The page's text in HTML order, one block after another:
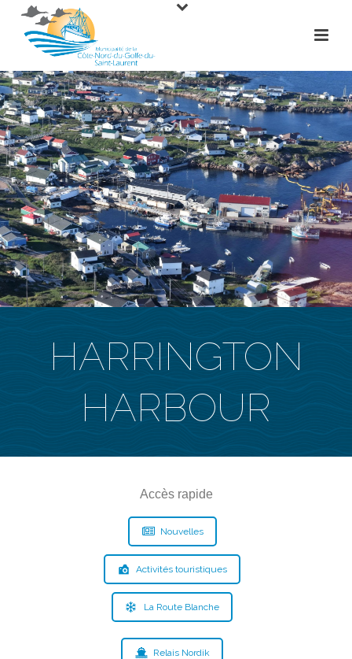
HARRINGTON
HARBOUR
Accès rapide
Nouvelles
Activités touristiques
La Route Blanche
Relais Nordik